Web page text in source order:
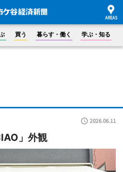
買う 暮らす・働く 学ぶ・知る
2026.06.11
」外観